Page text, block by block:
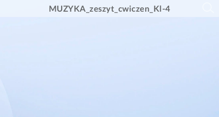
MUZYKA_zeszyt_cwiczen_Kl-4